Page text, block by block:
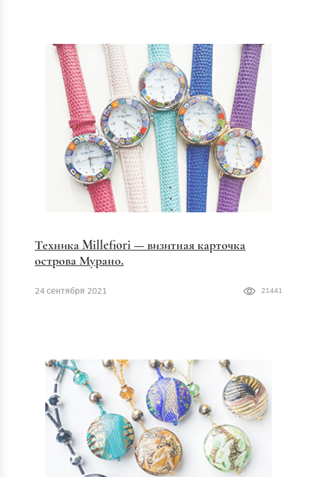
Техника Millefiori — визитная карточка
острова Мурано.
24 сентября 2021 21441